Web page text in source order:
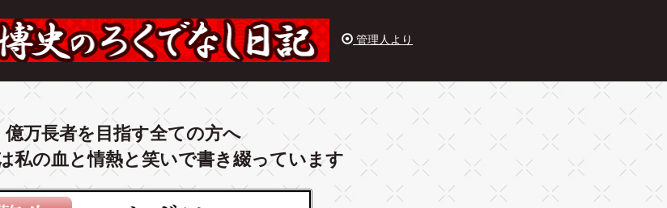
管理人より
億万長者を目指す全ての方へ
私の血と情熱と笑いで書き綴っています